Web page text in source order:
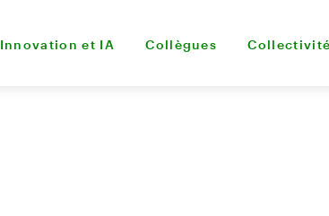
Innovation et IA Collègues Collectivité